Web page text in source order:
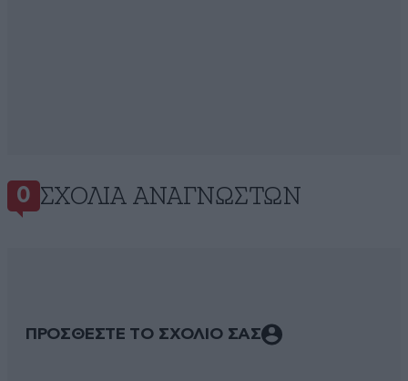
0 ΣΧΌΛΙΑ ΑΝΑΓΝΩΣΤΏΝ
ΠΡΟΣΘΕΣΤΕ ΤΟ ΣΧΟΛΙΟ ΣΑΣ